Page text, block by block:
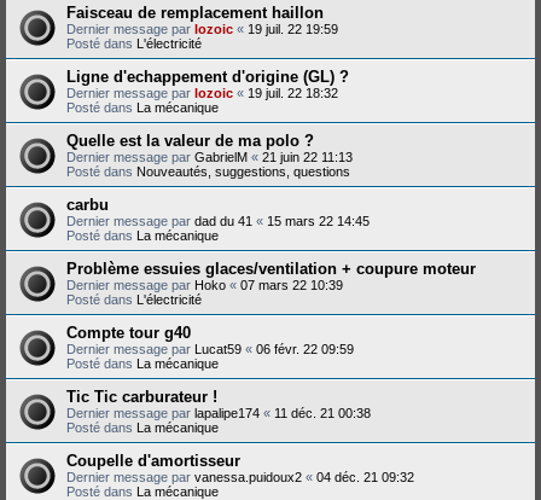
Faisceau de remplacement haillon
Dernier message par lozoic « 19 juil. 22 19:59
Posté dans L'électricité
Ligne d'echappement d'origine (GL) ?
Dernier message par lozoic « 19 juil. 22 18:32
Posté dans La mécanique
Quelle est la valeur de ma polo ?
Dernier message par GabrielM « 21 juin 22 11:13
Posté dans Nouveautés, suggestions, questions
carbu
Dernier message par dad du 41 « 15 mars 22 14:45
Posté dans La mécanique
Problème essuies glaces/ventilation + coupure moteur
Dernier message par Hoko « 07 mars 22 10:39
Posté dans L'électricité
Compte tour g40
Dernier message par Lucat59 « 06 févr. 22 09:59
Posté dans La mécanique
Tic Tic carburateur !
Dernier message par lapalipe174 « 11 déc. 21 00:38
Posté dans La mécanique
Coupelle d'amortisseur
Dernier message par vanessa.puidoux2 « 04 déc. 21 09:32
Posté dans La mécanique